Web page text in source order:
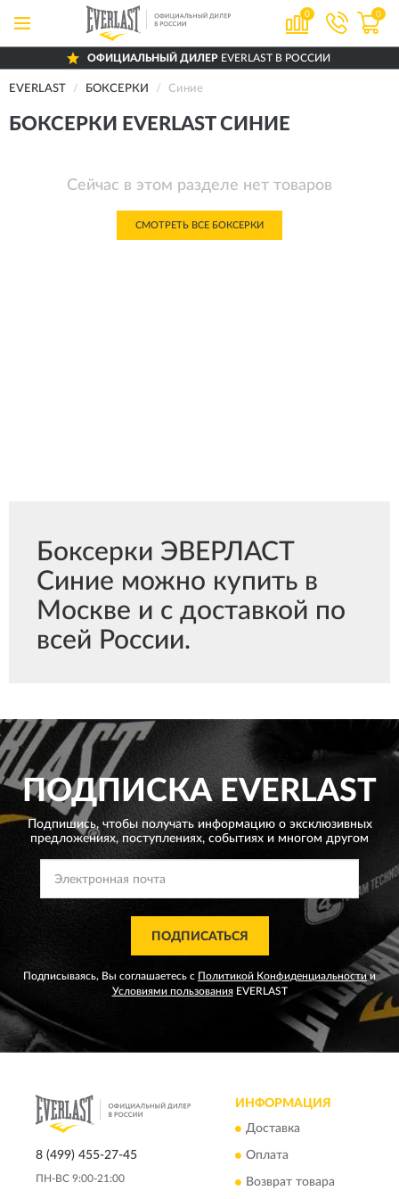
0 0
ОФИЦИАЛЬНЫЙ ДИЛЕР EVERLAST В РОССИИ
EVERLAST БОКСЕРКИ Синие
БОКСЕРКИ EVERLAST СИНИЕ
Сейчас в этом разделе нет товаров
СМОТРЕТЬ ВСЕ БОКСЕРКИ
Боксерки ЭВЕРЛАСТ
Синие можно купить в
Москве и с доставкой по
всей России.
ПОДПИСКАEVERLAST
Подпишись, чтобы получать информацию о эксклюзивных
предложениях, поступлениях, событиях и многом другом
ПОДПИСАТЬСЯ
Подписываясь, Вы соглашаетесь с Политикой Конфиденциальности и
Условиями пользованияEVERLAST
8 (499) 455-27-45
ПН-ВС 9:00-21:00
ИНФОРМАЦИЯ
Доставка
Оплата
Возврат товара